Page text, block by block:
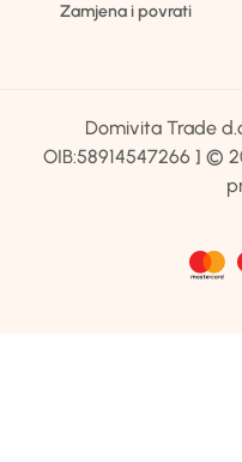
Zamjena i povrati
Domivita Trade
OIB:58914547266 ] ©